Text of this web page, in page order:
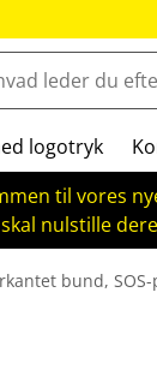
logotryk
til vores
nulstille
bund,